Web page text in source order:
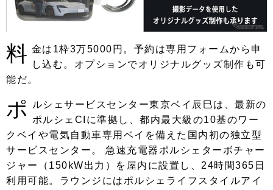
料 金は1枠3万5000円。予約は専用フォームから申
し込む。オプションでオリジナルグッズ制作も可
能だ。
ポ
ルシェサービスセンター東京ベイ辰巳は、最新の
ポルシェCIに準拠し、都内最大級の10基のワー
クベイや電気自動車専用ベイを備えた国内初の独立型
サービスセンター。 急速充電器ポルシェターボチャー
ジャー（150kW出力）を屋内に設置し、24時間365日
利用可能。ラウンジにはポルシェライフスタイルアイ